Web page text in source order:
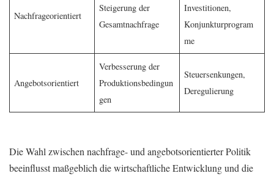
Nachfrageorientiert
Steigerung der
Gesamtnachfrage
Investitionen,
Konjunkturprogram
me
Angebotsorientiert
Verbesserung der
Produktionsbedingun
gen
Steuersenkungen,
Deregulierung
Die Wahl zwischen nachfrage- und angebotsorientierter Politik
beeinflusst maßgeblich die wirtschaftliche Entwicklung und die